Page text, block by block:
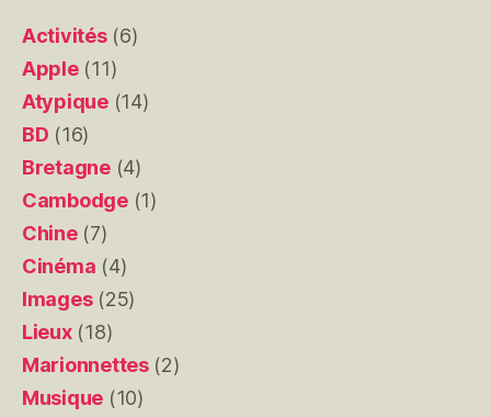
Activités(6)
Apple(11)
Atypique(14)
BD (16)
Bretagne(4)
Cambodge(1)
Chine(7)
Cinéma (4)
Images(25)
Lieux(18)
Marionnettes(2)
Musique (10)